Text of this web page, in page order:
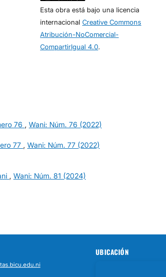
Esta obra está bajo una licencia
internacional Creative Commons
Atribución-NoComercial-
CompartirIgual 4.0.
76 , Wani: Núm. 76 (2022)
77 , Wani: Núm. 77 (2022)
, Wani: Núm. 81 (2024)
UBICACIÓN